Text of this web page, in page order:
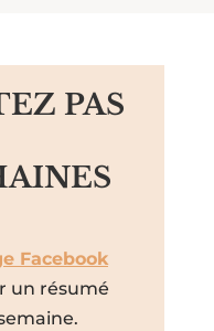
PAS
Facebook
un résumé